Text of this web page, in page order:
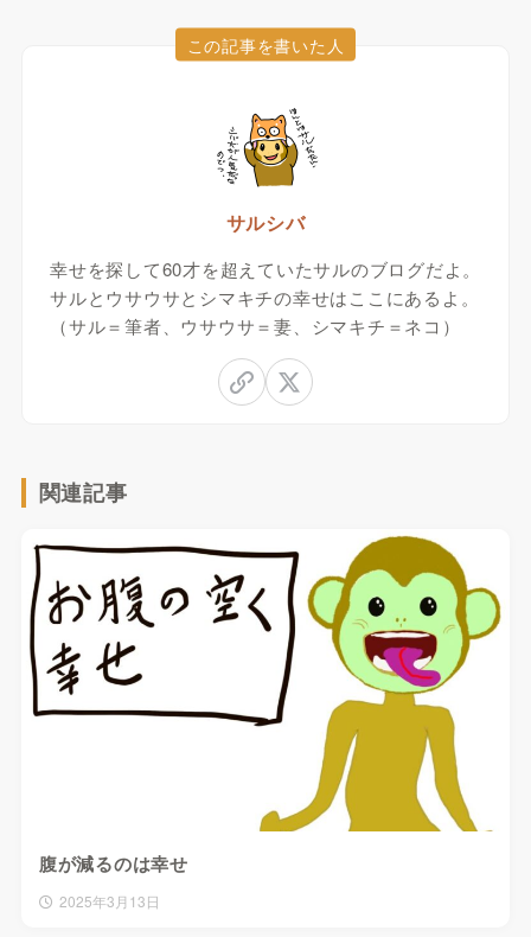
この記事を書いた人
サルシバ
幸せを探して60才を超えていたサルのブログだよ。
サルとウサウサとシマキチの幸せはここにあるよ。
（サル＝筆者、ウサウサ＝妻、シマキチ＝ネコ）
関連記事
腹が減るのは幸せ
2025年3月13日